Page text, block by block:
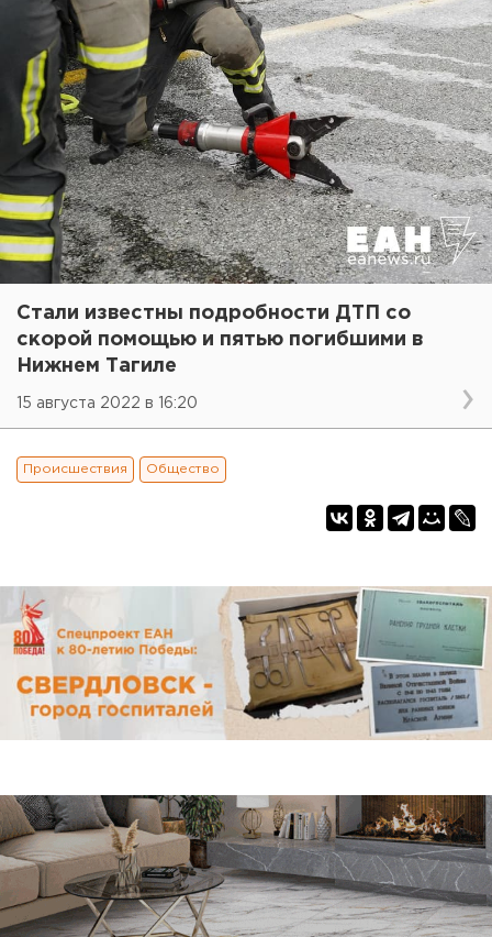
Стали известны подробности ДТП со
скорой помощью и пятью погибшими в
Нижнем Тагиле
15 августа 2022 в 16:20
Происшествия Общество